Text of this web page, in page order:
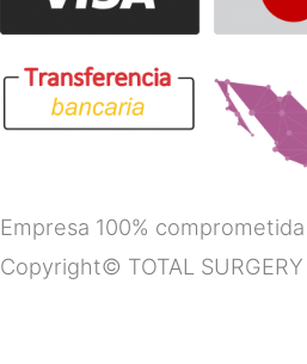
Empresa 100%
Copyright© TOTAL